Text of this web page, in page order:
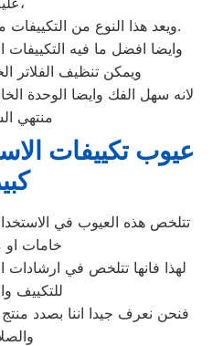
ويعد هذا النوع من التكييفات من أسهل الأنواع في تنظيفها.
وايضا افضل ما فيه
ويمكن تنظيف الفلاتر
لانه سهل الفك وايضا الوحدة
منتهي
عيوب تكييفات
تتلخص هذه العيوب في
خامات او
لهذا فانها تتلخص في ارشادات
للتكييف
فنحن نعرف جيدا اننا بصدد منتج